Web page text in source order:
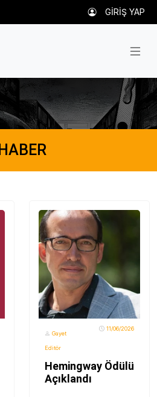
GİRİŞ YAP
HABER
Gayet
Editör
11/06/2026
Hemingway Ödülü
Açıklandı